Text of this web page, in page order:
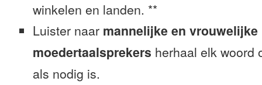
winkelen en landen. **
Luister naar mannelijke en vrouwelijke
moedertaalsprekers herhaal elk woord
als nodig is.